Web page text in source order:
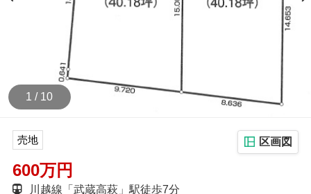
1 / 10
売地 区画図
600万円
川越線「武蔵高萩」駅徒歩7分